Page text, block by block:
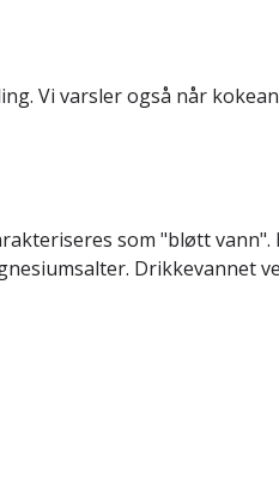
Vi varsler også når
som "bløtt
Drikkevannet